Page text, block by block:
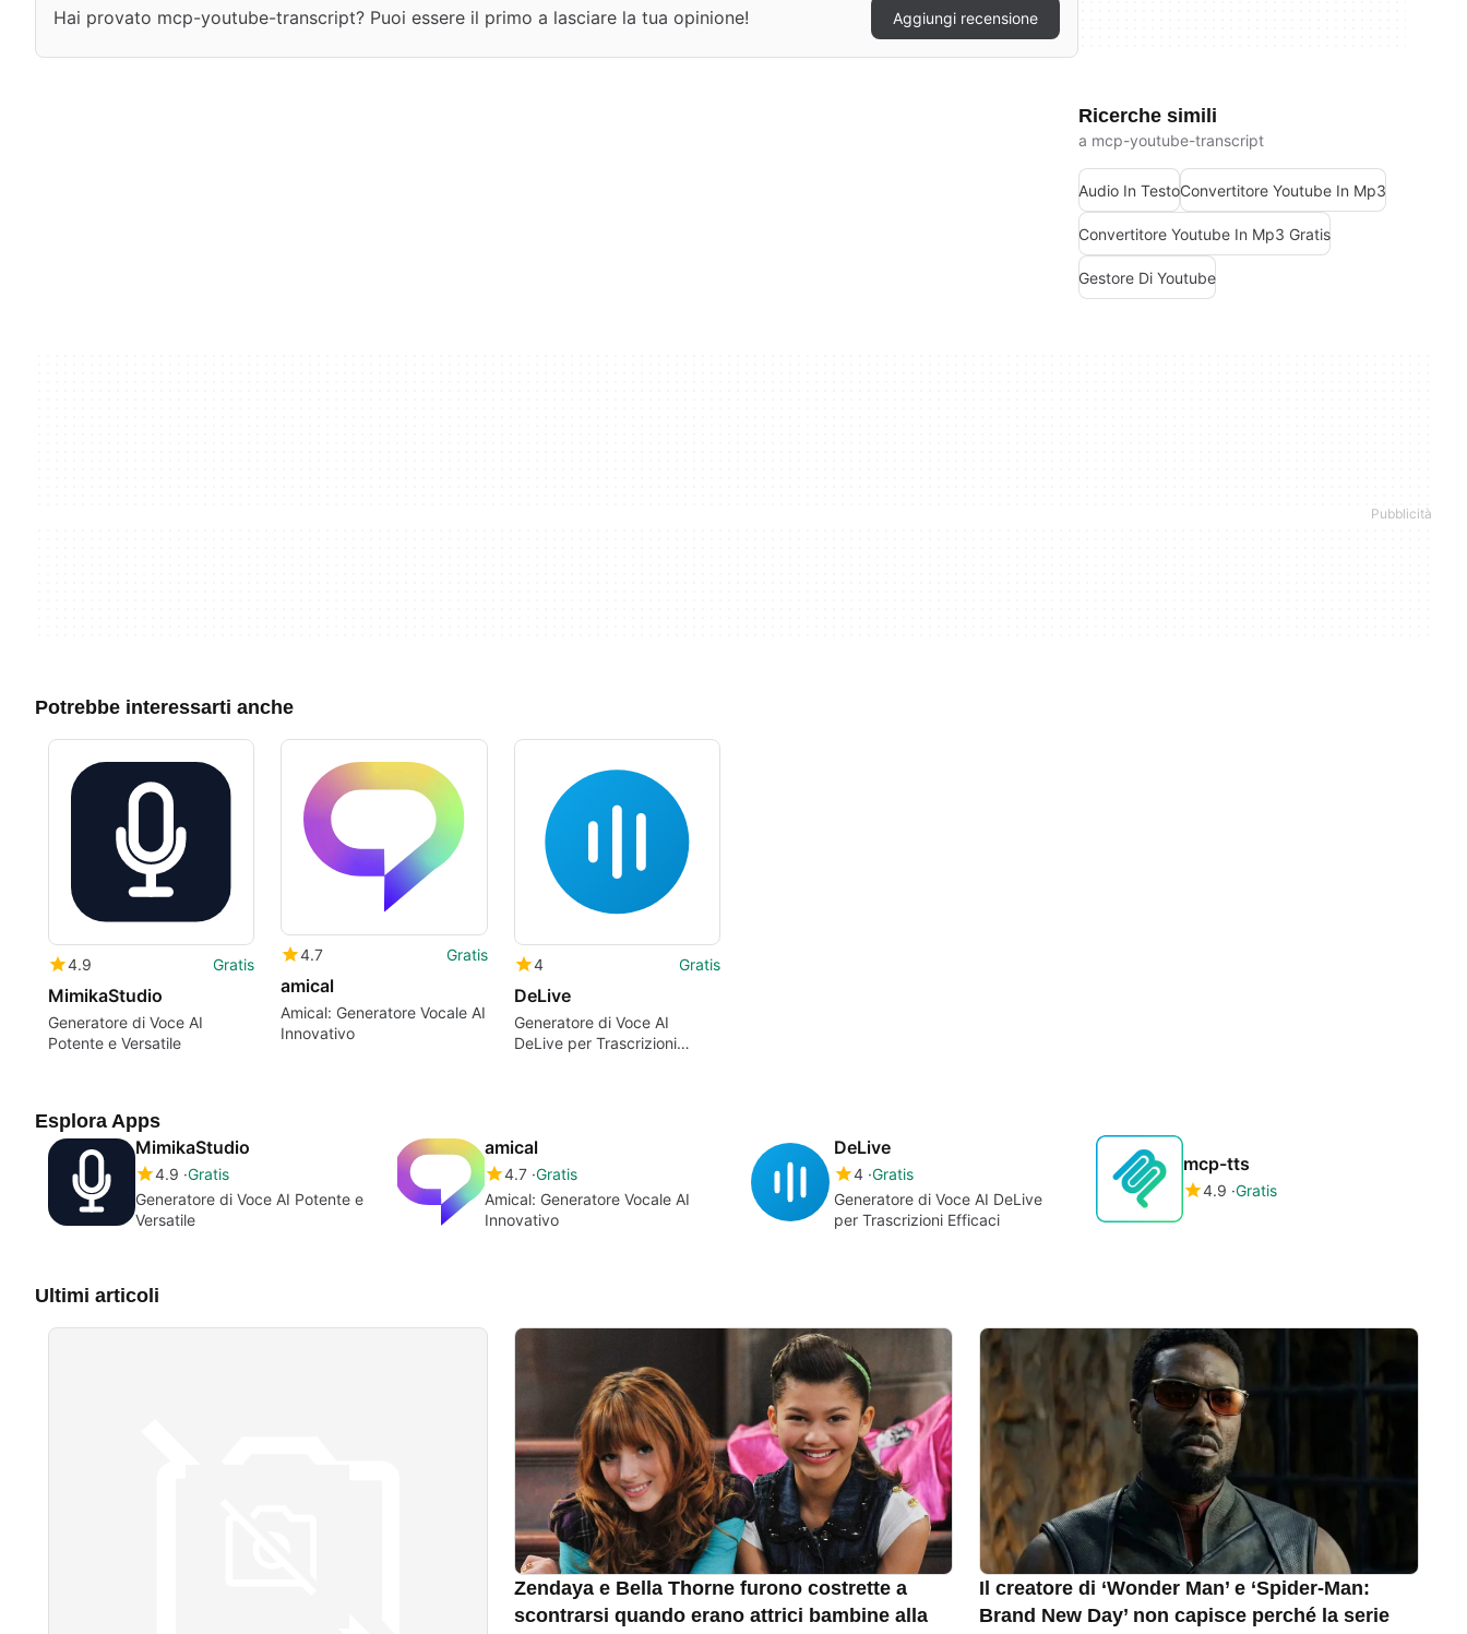
Hai provato mcp-youtube-transcript? Puoi essere il primo a lasciare la tua opinione! Aggiungi recensione
Ricerche simili
a mcp-youtube-transcript
Audio In TestoConvertitore Youtube In Mp3
Convertitore Youtube In Mp3 Gratis
Gestore Di Youtube
Potrebbe interessarti anche
4.9 Gratis
MimikaStudio
Generatore di Voce AI
Potente e Versatile
4.7 Gratis
amical
Amical: Generatore Vocale AI
Innovativo
4 Gratis
DeLive
Generatore di Voce AI
DeLive per Trascrizioni
Esplora Apps
MimikaStudio
4.9 Gratis
Generatore di Voce AI Potente e
Versatile
amical
4.7 Gratis
Amical: Generatore Vocale AI
Innovativo
DeLive
4 Gratis
Generatore di Voce AI DeLive
per Trascrizioni Efficaci
mcp-tts
4.9 Gratis
Ultimi articoli
Zendaya e Bella Thorne furono costrette a
scontrarsi quando erano attrici bambine alla
Il creatore di ‘Wonder Man’ e ‘Spider-Man:
Brand New Day’ non capisce perché la serie